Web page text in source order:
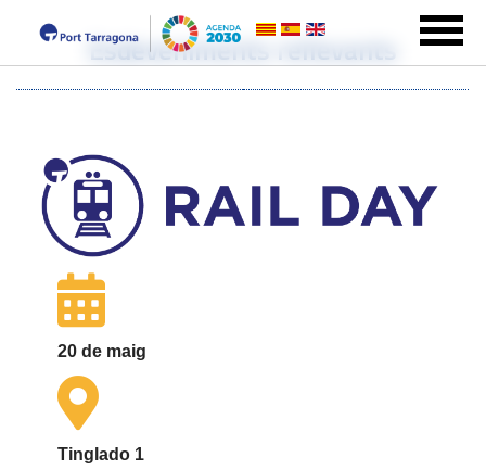
Esdeveniments rellevants
20 de maig
Tinglado 1